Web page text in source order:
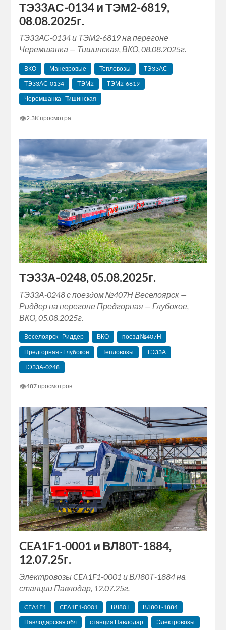
ТЭ33АС-0134 и ТЭМ2-6819,
08.08.2025г.
ТЭ33АС-0134 и ТЭМ2-6819 на перегоне
Черемшанка — Тишинская, ВКО, 08.08.2025г.
ВКО Маневровые Тепловозы
ТЭ33АС
ТЭ33АС-0134
ТЭМ2
ТЭМ2-6819
Черемшанка - Тишинская
👁2.3K просмотра
ТЭ33А-0248, 05.08.2025г.
ТЭ33А-0248 с поездом №407Н Веселоярск —
Риддер на перегоне Предгорная — Глубокое,
ВКО, 05.08.2025г.
Веселоярск - Риддер ВКО
поезд №407Н
Предгорная - Глубокое
Тепловозы
ТЭ33А
ТЭ33А-0248
👁487 просмотров
CEA1F1-0001 и ВЛ80Т-1884,
12.07.25г.
Электровозы CEA1F1-0001 и ВЛ80Т-1884 на
станции Павлодар, 12.07.25г.
CEA1F1 CEA1F1-0001 ВЛ80Т
ВЛ80Т-1884
Павлодарская обл
станция Павлодар Электровозы